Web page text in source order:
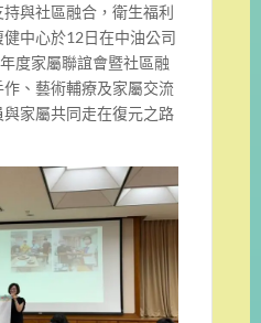
與社區融合，衛生福利
中心於12日在中油公司
度家屬聯誼會暨社區融
、藝術輔療及家屬交流
家屬共同走在復元之路